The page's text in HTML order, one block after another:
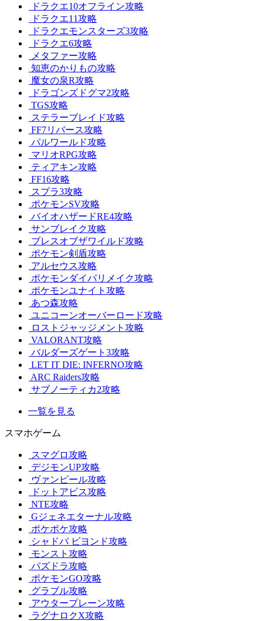
ドラクエ10オフライン攻略
ドラクエ11攻略
ドラクエモンスターズ3攻略
ドラクエ6攻略
メタファー攻略
知恵のかりもの攻略
魔女の泉R攻略
ドラゴンズドグマ2攻略
TGS攻略
ステラーブレイド攻略
FF7リバース攻略
パルワールド攻略
マリオRPG攻略
ティアキン攻略
FF16攻略
スプラ3攻略
ポケモンSV攻略
バイオハザードRE4攻略
サンブレイク攻略
ブレスオブザワイルド攻略
ポケモン剣盾攻略
アルセウス攻略
ポケモンダイパリメイク攻略
ポケモンユナイト攻略
あつ森攻略
ユニコーンオーバーロード攻略
ロストジャッジメント攻略
VALORANT攻略
バルダーズゲート3攻略
LET IT DIE: INFERNO攻略
ARC Raiders攻略
サブノーティカ2攻略
一覧を見る
スマホゲーム
スマグロ攻略
デジモンUP攻略
ヴァンピール攻略
ドットアビス攻略
NTE攻略
Gジェネエターナル攻略
ポケポケ攻略
シャドバ ビヨンド攻略
モンスト攻略
パズドラ攻略
ポケモンGO攻略
グラブル攻略
アウタープレーン攻略
ラグナロクX攻略